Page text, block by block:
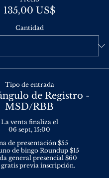
135,00 US$
Cantidad
Tipo de entrada
de Registro -
MSD/RBB
La venta finaliza el
06 sept, 15:00
de presentación $55
de bingo Roundup $15
general presencial $60
previa inscripción.